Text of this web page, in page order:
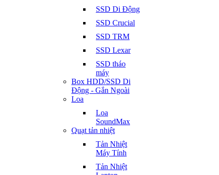
SSD Di Động
SSD Crucial
SSD TRM
SSD Lexar
SSD tháo
máy
Box HDD/SSD Di
Động - Gắn Ngoài
Loa
Loa
SoundMax
Quạt tản nhiệt
Tản Nhiệt
Máy Tính
Tản Nhiệt